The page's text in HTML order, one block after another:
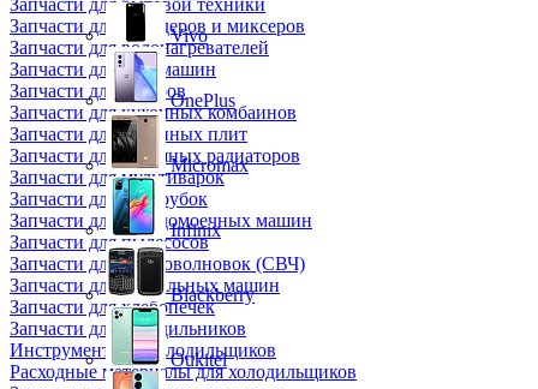
Запчасти для бытовой техники
Запчасти для блендеров и миксеров
Запчасти для водонагревателей
Запчасти для кофемашин
Запчасти для кулеров
Запчасти для кухонных комбаинов
Запчасти для кухонных плит
Запчасти для масляных радиаторов
Запчасти для мультиварок
Запчасти для мясорубок
Запчасти для посудомоечных машин
Запчасти для пылесосов
Запчасти для микроволновок (СВЧ)
Запчасти для стиральных машин
Запчасти для хлебопечек
Запчасти для холодильников
Инструмент для холодильщиков
Расходные материалы для холодильщиков
Vivo
OnePlus
Micromax
Infinix
Blackberry
Oukitel